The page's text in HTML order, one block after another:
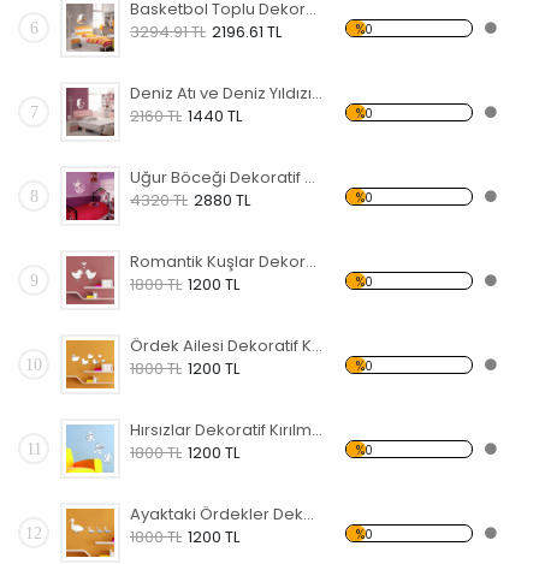
6
Basketbol Toplu Dekoratif Kırılmaz Ayna
3294.91 TL 2196.61 TL %0
7
Deniz Atı ve Deniz Yıldızı Dekoratif Kırılmaz Ayna
2160 TL 1440 TL %0
8
Uğur Böceği Dekoratif Kırılmaz Ayna
4320 TL 2880 TL %0
9
Romantik Kuşlar Dekoratif Kırılmaz Ayna
1800 TL 1200 TL %0
10
Ördek Ailesi Dekoratif Kırılmaz Ayna
1800 TL 1200 TL %0
11
Hırsızlar Dekoratif Kırılmaz Ayna
1800 TL 1200 TL %0
12
Ayaktaki Ördekler Dekoratif Kırılmaz Ayna
1800 TL 1200 TL %0